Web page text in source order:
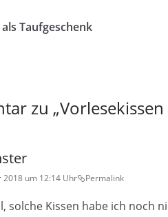
Taufgeschenk
zu „
2018 um 12:14 Uhr Permalink
solche Kissen habe ich noch